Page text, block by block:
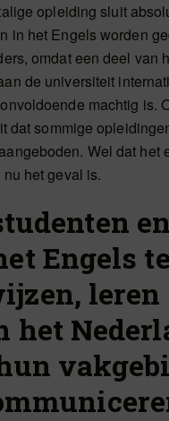
opleiding sluit
in het Engels worden
omdat een deel van
de universiteit
machtig is.
dat sommige
Wel dat het
het geval is.
Engels te
leren
het